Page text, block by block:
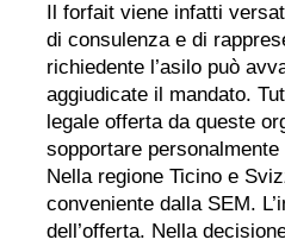
Il forfait viene infatti
di consulenza e di
richiedente l’asilo può
aggiudicate il mandato.
legale offerta da queste
sopportare
Nella regione Ticino e
conveniente dalla SEM.
dell’offerta. Nella